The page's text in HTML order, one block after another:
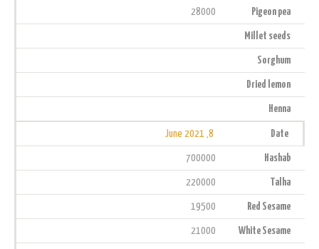
Pigeon pea
28000
Millet seeds
Sorghum
Dried lemon
Henna
Date
8, June 2021
Hashab
700000
Talha
220000
Red Sesame
19500
White Sesame
21000